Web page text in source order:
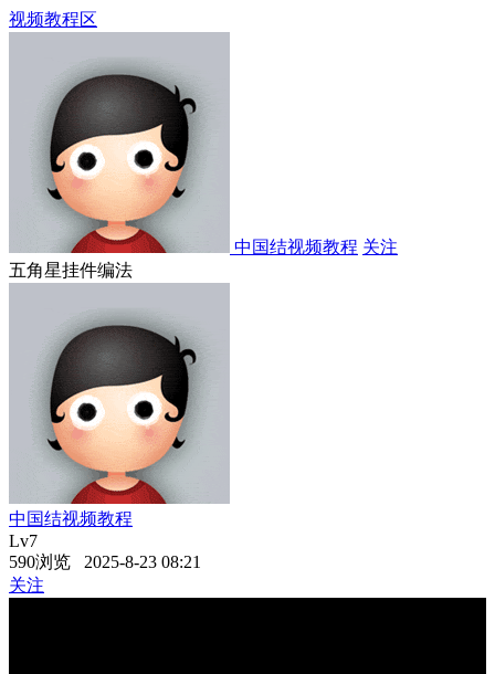
视频教程区
中国结视频教程 关注
五角星挂件编法
中国结视频教程
Lv7
590浏览 2025-8-23 08:21
关注